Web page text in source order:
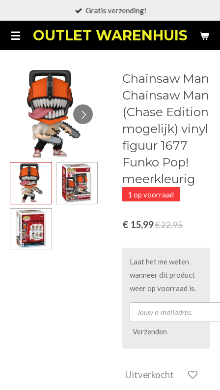
naar
de
OUTLET WARENHUIS
Gratis verzending!
Chainsaw Man
Chainsaw Man
(Chase Edition
mogelijk) vinyl
figuur 1677
Funko Pop!
meerkleurig
1 op voorraad
€ 15,99€ 22,95
Laat het me weten
wanneer dit product
weer op voorraad is.
Verzenden
Uitverkocht